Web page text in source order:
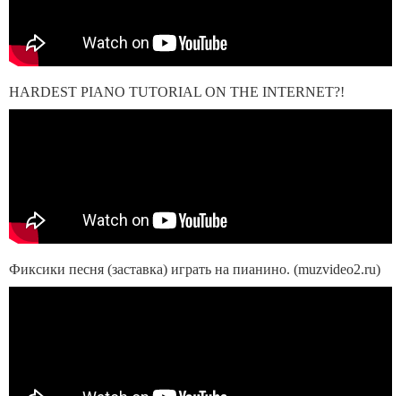
HARDEST PIANO TUTORIAL ON THE INTERNET?!
Фиксики песня (заставка) играть на пианино. (muzvideo2.ru)